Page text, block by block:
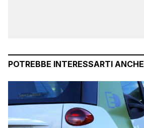
POTREBBE INTERESSARTI ANCHE